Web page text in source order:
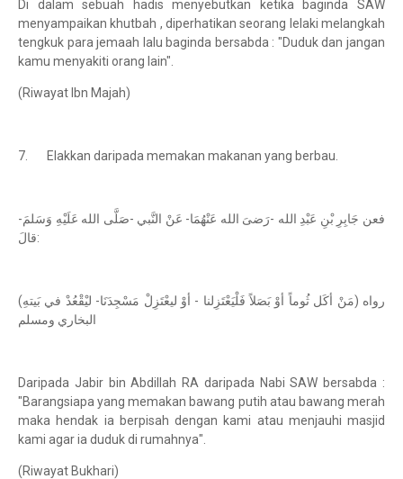
Di dalam sebuah hadis menyebutkan ketika baginda SAW
menyampaikan khutbah , diperhatikan seorang lelaki melangkah
tengkuk para jemaah lalu baginda bersabda : "Duduk dan jangan
kamu menyakiti orang lain".
(Riwayat Ibn Majah)
7. Elakkan daripada memakan makanan yang berbau.
فعن جَابِرِ بْنِ عَبْدِ الله -رَضىَ الله عَنْهُمَا- عَنْ النَّبي -صَلَّى الله عَلَيْهِ وَسَلمَ-
قالَ:
(مَنْ أكَل ثُوماً أوْ بَصَلاً فَلْيَعْتَزِلنا - أوْ ليعْتَزِلْ مَسْجِدَنَا- ليْقْعُدْ في بَيتهِ) رواه
البخاري ومسلم
Daripada Jabir bin Abdillah RA daripada Nabi SAW bersabda :
"Barangsiapa yang memakan bawang putih atau bawang merah
maka hendak ia berpisah dengan kami atau menjauhi masjid
kami agar ia duduk di rumahnya".
(Riwayat Bukhari)